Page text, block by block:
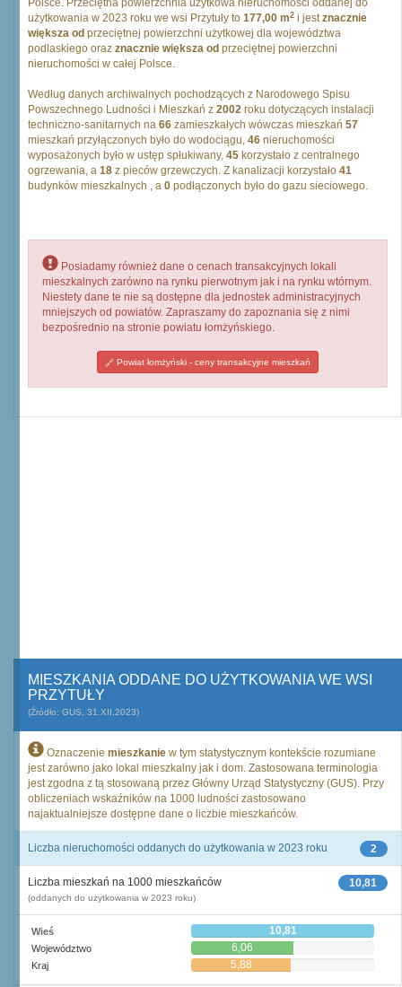
Polsce. Przeciętna powierzchnia użytkowa nieruchomości oddanej do
użytkowania w 2023 roku we wsi Przytuły to 177,00 m2 i jestznacznie
większa od przeciętnej powierzchni użytkowej dla województwa
podlaskiego oraz znacznie większa od przeciętnej powierzchni
nieruchomości w całej Polsce.
Według danych archiwalnych pochodzących z Narodowego Spisu
Powszechnego Ludności i Mieszkań z 2002 roku dotyczących instalacji
techniczno-sanitarnych na 66 zamieszkałych wówczas mieszkań 57
mieszkań przyłączonych było do wodociągu, 46 nieruchomości
wyposażonych było w ustęp spłukiwany, 45 korzystało z centralnego
ogrzewania, a 18 z pieców grzewczych. Z kanalizacji korzystało 41
budynków mieszkalnych , a 0 podłączonych było do gazu sieciowego.
Posiadamy również dane o cenach transakcyjnych lokali
mieszkalnych zarówno na rynku pierwotnym jak i na rynku wtórnym.
Niestety dane te nie są dostępne dla jednostek administracyjnych
mniejszych od powiatów. Zapraszamy do zapoznania się z nimi
bezpośrednio na stronie powiatu łomżyńskiego.
Powiat łomżyński - ceny transakcyjne mieszkań
MIESZKANIA ODDANE DO UŻYTKOWANIA WE WSI
PRZYTUŁY
(Źródło: GUS, 31.XII.2023)
Oznaczenie mieszkanie w tym statystycznym kontekście rozumiane
jest zarówno jako lokal mieszkalny jak i dom. Zastosowana terminologia
jest zgodna z tą stosowaną przez Główny Urząd Statystyczny (GUS). Przy
obliczeniach wskaźników na 1000 ludności zastosowano
najaktualniejsze dostępne dane o liczbie mieszkańców.
2
Liczba nieruchomości oddanych do użytkowania w 2023 roku
10,81
Liczba mieszkań na 1000 mieszkańców
(oddanych do użytkowania w 2023 roku)
Wieś 10,81
Województwo 6,06
Kraj 5,88